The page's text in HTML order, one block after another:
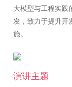
大模型与工程实践
发，致力于提升开
演讲主题